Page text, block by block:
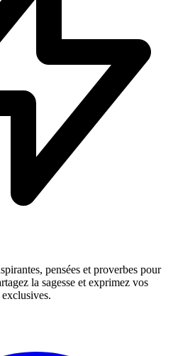
pensées et proverbes pour
la sagesse et exprimez vos